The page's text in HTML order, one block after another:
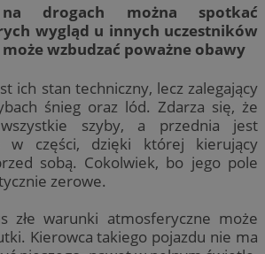
drogach można spotkać
wygląd u innych uczestników
wzbudzać poważne obawy
ich stan techniczny, lecz zalegający
śnieg oraz lód. Zdarza się, że
szyby, a przednia jest
w części, dzięki której kierujący
sobą. Cokolwiek, bo jego pole
zerowe.
złe warunki atmosferyczne może
Kierowca takiego pojazdu nie ma